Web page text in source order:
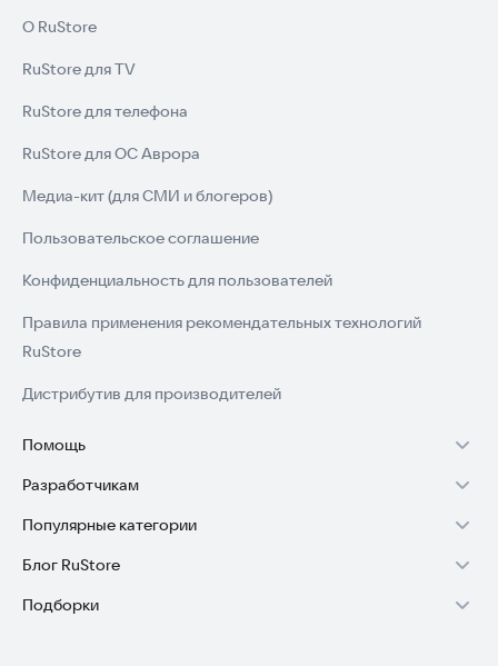
О RuStore
RuStore для TV
RuStore для телефона
RuStore для ОС Аврора
Медиа-кит (для СМИ и блогеров)
Пользовательское соглашение
Конфиденциальность для пользователей
Правила применения рекомендательных технологий
RuStore
Дистрибутив для производителей
Помощь
Установка RuStore на TV
Установка RuStore на телефон
Установка RuStore в машину
Помощь пользователям RuStore
Разработчикам
Зарабатывать с RuStore
Стать разработчиком
Доступ к RuStore Консоль
Популярные категории
Игры для Android
Приложения банков
Блог RuStore
Обзоры игр для Android 2025
Подборки